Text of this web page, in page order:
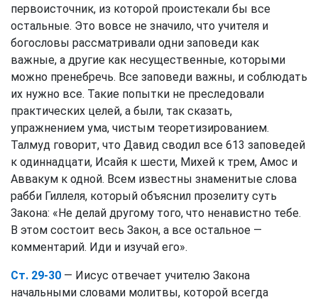
первоисточник, из которой проистекали бы все
остальные. Это вовсе не значило, что учителя и
богословы рассматривали одни заповеди как
важные, а другие как несущественные, которыми
можно пренебречь. Все заповеди важны, и соблюдать
их нужно все. Такие попытки не преследовали
практических целей, а были, так сказать,
упражнением ума, чистым теоретизированием.
Талмуд говорит, что Давид сводил все 613 заповедей
к одиннадцати, Исайя к шести, Михей к трем, Амос и
Аввакум к одной. Всем известны знаменитые слова
рабби Гиллеля, который объяснил прозелиту суть
Закона: «Не делай другому того, что ненавистно тебе.
В этом состоит весь Закон, а все остальное —
комментарий. Иди и изучай его».
Ст. 29-30 — Иисус отвечает учителю Закона
начальными словами молитвы, которой всегда